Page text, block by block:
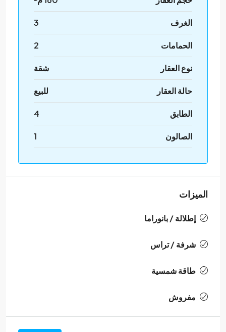
الغرف 3
الحمامات 2
نوع العقار شقة
حالة العقار للبيع
الطابق 4
الصالون 1
الميزات
إطلالة / بانوراما
شرفة / تراس
طاقة شمسية
مفروش